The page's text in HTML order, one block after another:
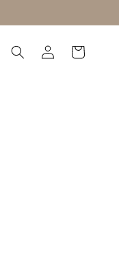
EinloggenWarenkorb